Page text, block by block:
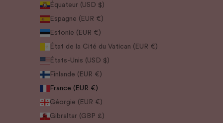
Équateur (USD $)
Espagne (EUR €)
Estonie (EUR €)
État de la Cité du Vatican (EUR €)
États-Unis (USD $)
Finlande (EUR €)
France (EUR €)
Géorgie (EUR €)
Gibraltar (GBP £)